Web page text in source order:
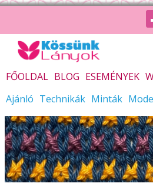
FŐOLDAL BLOG ESEMÉNYEK
Ajánló Technikák Minták